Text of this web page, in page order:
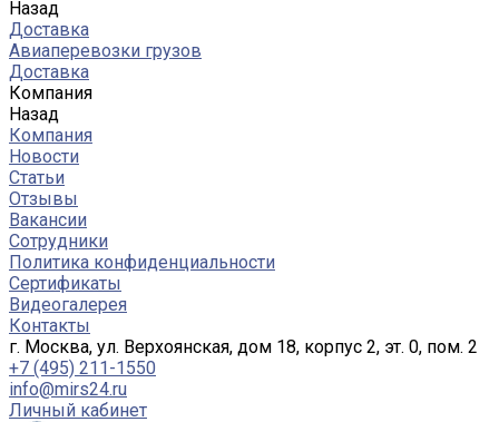
Назад
Доставка
Авиаперевозки грузов
Доставка
Компания
Назад
Компания
Новости
Статьи
Отзывы
Вакансии
Сотрудники
Политика конфиденциальности
Сертификаты
Видеогалерея
Контакты
г. Москва, ул. Верхоянская, дом 18, корпус 2, эт. 0, пом. 2
+7 (495) 211-1550
info@mirs24.ru
Личный кабинет